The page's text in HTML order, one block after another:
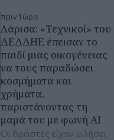
πριν 1 ώρα
Λάρισα: «Τεχνικοί» του
ΔΕΔΔΗΕ έπεισαν το
παιδί μιας οικογένειας
να τους παραδώσει
κοσμήματα και
χρήματα,
παριστάνοντας τη
μαμά του με φωνή ΑΙ
Οι δράστες είχαν μιλήσει